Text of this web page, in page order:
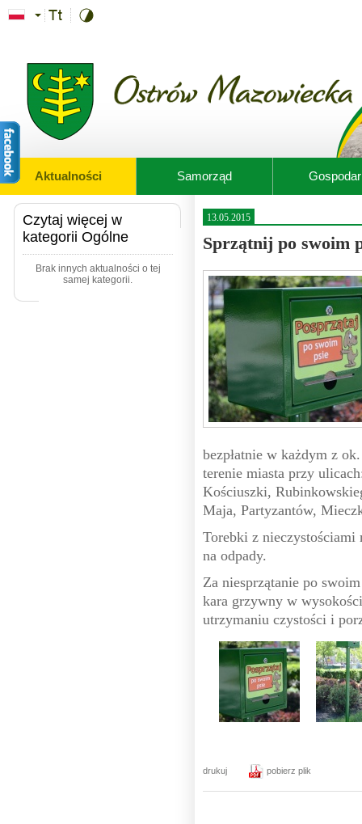
Przejdź do treści
Aktualności Samorząd
Czytaj więcej w
kategorii Ogólne
Brak innych aktualności o tej
samej kategorii.
13.05.2015
Sprzątnij po swoim
bezpłatnie w każdym z
terenie miasta przy
Kościuszki,
Maja, Partyzantów,
Torebki z nieczystościami
na odpady.
Za niesprzątanie po
kara grzywny w
utrzymaniu czystości i
drukuj pobierz plik